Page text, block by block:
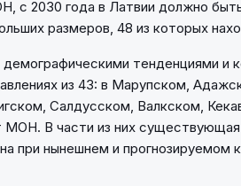
с 2030 года в Латвии должно
размеров, 48 из которых
тенденциями и
из 43: в Марупском,
Салдусском, Валкском,
МОН. В части из них
при нынешнем и прогнозируемом